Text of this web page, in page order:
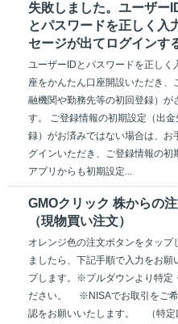
失敗しました。ユーザー
とパスワードを正しく入
セージが出てログインす
ユーザーIDとパスワードを正し
座をかんたん口座開設いただき
融機関や勤務先等の初回登録）が
す。 ご登録情報の初期設定（出
録）がお済みではない場合は、お
グインいただき、ご登録情報の
アプリからも初期設定...
GMOクリック 株からの
（現物買い注文）
オレンジ色の注文ボタンをタッ
ましたら、下記手順で入力をお
プします。※プルダウンより特定
ださい。 ※NISAでお取引をご希
認をお願いいたします。 （特定